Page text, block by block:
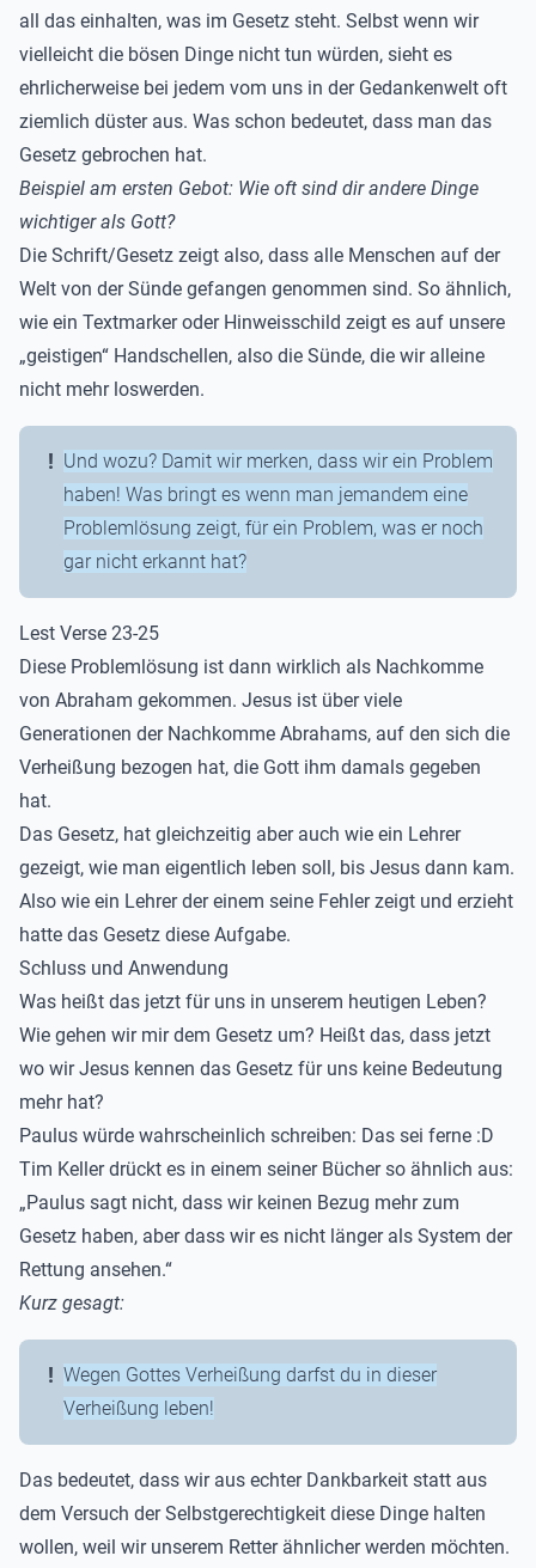
all das einhalten, was im Gesetz steht. Selbst wenn wir
vielleicht die bösen Dinge nicht tun würden, sieht es
ehrlicherweise bei jedem vom uns in der Gedankenwelt oft
ziemlich düster aus. Was schon bedeutet, dass man das
Gesetz gebrochen hat.
Beispiel am ersten Gebot: Wie oft sind dir andere Dinge
wichtiger als Gott?
Die Schrift/Gesetz zeigt also, dass alle Menschen auf der
Welt von der Sünde gefangen genommen sind. So ähnlich,
wie ein Textmarker oder Hinweisschild zeigt es auf unsere
„geistigen“ Handschellen, also die Sünde, die wir alleine
nicht mehr loswerden.
Und wozu? Damit wir merken, dass wir ein Problem
haben! Was bringt es wenn man jemandem eine
Problemlösung zeigt, für ein Problem, was er noch
gar nicht erkannt hat?
Lest Verse 23-25
Diese Problemlösung ist dann wirklich als Nachkomme
von Abraham gekommen. Jesus ist über viele
Generationen der Nachkomme Abrahams, auf den sich die
Verheißung bezogen hat, die Gott ihm damals gegeben
hat.
Das Gesetz, hat gleichzeitig aber auch wie ein Lehrer
gezeigt, wie man eigentlich leben soll, bis Jesus dann kam.
Also wie ein Lehrer der einem seine Fehler zeigt und erzieht
hatte das Gesetz diese Aufgabe.
Schluss und Anwendung
Was heißt das jetzt für uns in unserem heutigen Leben?
Wie gehen wir mir dem Gesetz um? Heißt das, dass jetzt
wo wir Jesus kennen das Gesetz für uns keine Bedeutung
mehr hat?
Paulus würde wahrscheinlich schreiben: Das sei ferne :D
Tim Keller drückt es in einem seiner Bücher so ähnlich aus:
„Paulus sagt nicht, dass wir keinen Bezug mehr zum
Gesetz haben, aber dass wir es nicht länger als System der
Rettung ansehen.“
Kurz gesagt:
Wegen Gottes Verheißung darfst du in dieser
Verheißung leben!
Das bedeutet, dass wir aus echter Dankbarkeit statt aus
dem Versuch der Selbstgerechtigkeit diese Dinge halten
wollen, weil wir unserem Retter ähnlicher werden möchten.